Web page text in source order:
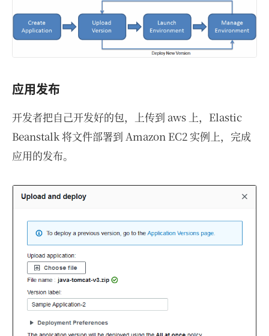
应用发布
开发者把自己开发好的包，上传到 aws 上，Elastic
Beanstalk 将文件部署到 Amazon EC2 实例上，完成
应用的发布。